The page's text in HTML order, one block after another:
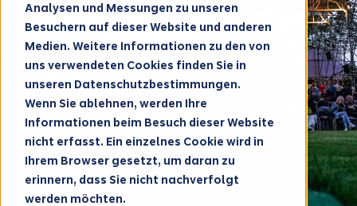
Analysen und Messungen zu unseren
Besuchern auf dieser Website und anderen
Medien. Weitere Informationen zu den von
uns verwendeten Cookies finden Sie in
unseren Datenschutzbestimmungen.
Wenn Sie ablehnen, werden Ihre
Informationen beim Besuch dieser Website
nicht erfasst. Ein einzelnes Cookie wird in
Ihrem Browser gesetzt, um daran zu
erinnern, dass Sie nicht nachverfolgt
werden möchten.